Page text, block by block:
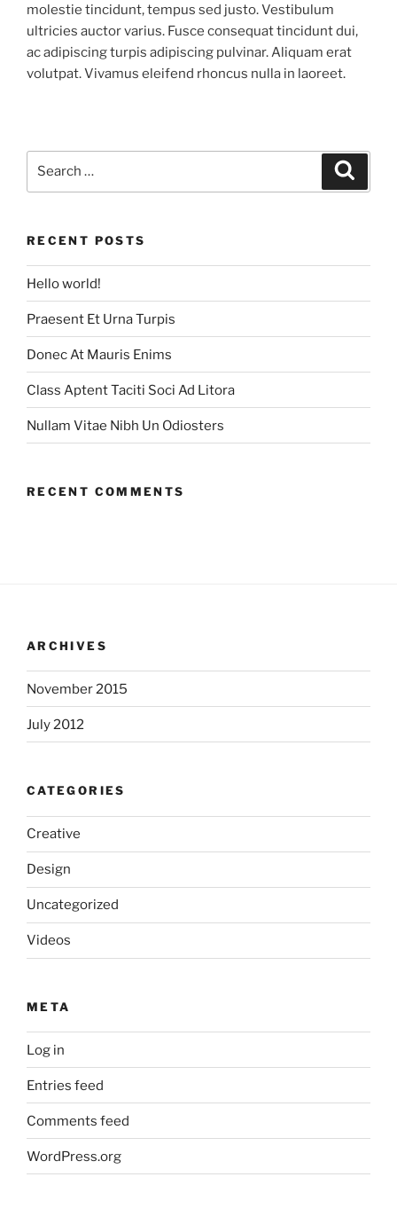
molestie tincidunt, tempus sed justo. Vestibulum
ultricies auctor varius. Fusce consequat tincidunt dui,
ac adipiscing turpis adipiscing pulvinar. Aliquam erat
volutpat. Vivamus eleifend rhoncus nulla in laoreet.
RECENT POSTS
Hello world!
Praesent Et Urna Turpis
Donec At Mauris Enims
Class Aptent Taciti Soci Ad Litora
Nullam Vitae Nibh Un Odiosters
RECENT COMMENTS
ARCHIVES
November 2015
July 2012
CATEGORIES
Creative
Design
Uncategorized
Videos
META
Log in
Entries feed
Comments feed
WordPress.org